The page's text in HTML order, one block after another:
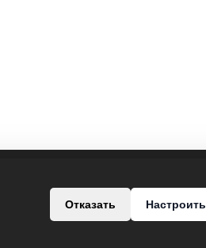
Славгородский проезд, 37
Отказать Настроить